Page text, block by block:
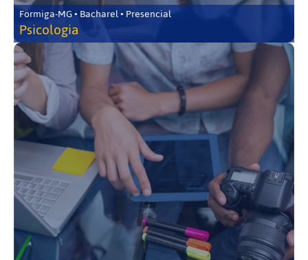
Formiga-MG • Bacharel • Presencial
Psicologia